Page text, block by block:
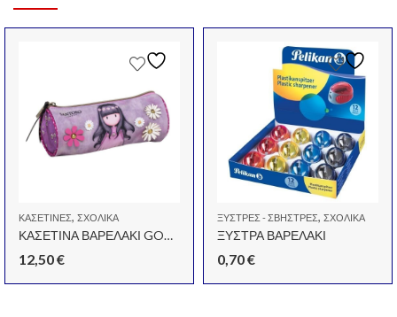
ΚΑΣΕΤΊΝΕΣ, ΣΧΟΛΙΚΆ
ΚΑΣΕΤΙΝΑ ΒΑΡΕΛΑΚΙ GORJUSS OOPS A DAISY
12,50€
ΞΎΣΤΡΕΣ - ΣΒΉΣΤΡΕΣ, ΣΧΟΛΙΚΆ
ΞΥΣΤΡΑ ΒΑΡΕΛΑΚΙ
0,70€